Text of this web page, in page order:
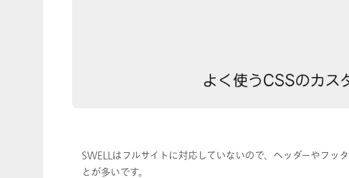
SWELLはフルサイトに対応していないので、ヘッダーやフッ
とが多いです。